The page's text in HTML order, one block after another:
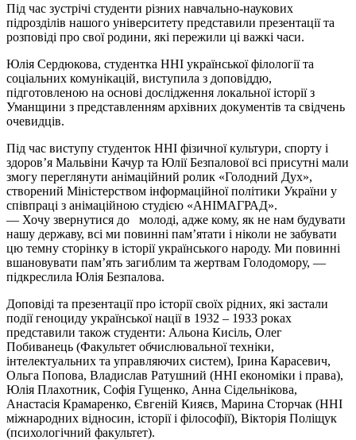
Під час зустрічі студенти різних навчально-наукових
підрозділів нашого університету представили презентації та
розповіді про свої родини, які пережили ці важкі часи.
Юлія Сердюкова, студентка ННІ української філології та
соціальних комунікацій, виступила з доповіддю,
підготовленою на основі дослідження локальної історії з
Уманщини з представленням архівних документів та свідчень
очевидців.
Під час виступу студенток ННІ фізичної культури, спорту і
здоров’я Мальвіни Качур та Юлії Безпалової всі присутні мали
змогу переглянути анімаційний ролик «Голодний Дух»,
створений Міністерством інформаційної політики України у
співпраці з анімаційною студією «АНІМАГРАД».
— Хочу звернутися до молоді, адже кому, як не нам будувати
нашу державу, всі ми повинні пам’ятати і ніколи не забувати
цю темну сторінку в історії українського народу. Ми повинні
вшановувати пам’ять загиблим та жертвам Голодомору, —
підкреслила Юлія Безпалова.
Доповіді та презентації про історії своїх рідних, які застали
події геноциду української нації в 1932 – 1933 роках
представили також студенти: Альона Кисіль, Олег
Побиванець (Факультет обчислювальної техніки,
інтелектуальних та управляючих систем), Ірина Карасевич,
Ольга Попова, Владислав Ратушний (ННІ економіки і права),
Юлія Плахотник, Софія Гущенко, Анна Сідельнікова,
Анастасія Крамаренко, Євгеній Кияєв, Марина Сторчак (ННІ
міжнародних відносин, історії і філософії), Вікторія Поліщук
(психологічний факультет).